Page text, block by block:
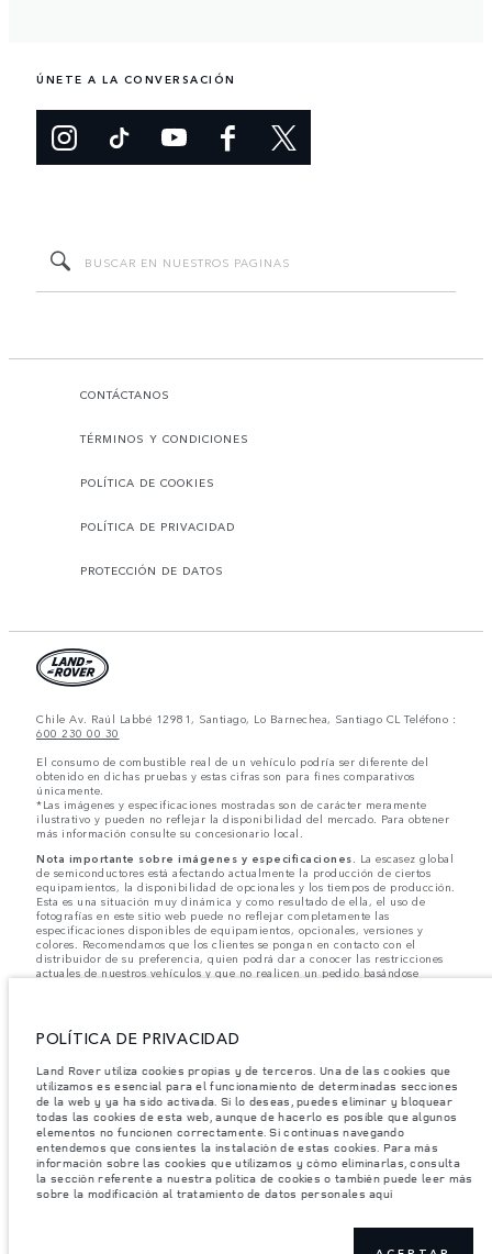
ÚNETE A LA CONVERSACIÓN
CONTÁCTANOS
TÉRMINOS Y CONDICIONES
POLÍTICA DE COOKIES
POLÍTICA DE PRIVACIDAD
PROTECCIÓN DE DATOS
Chile Av. Raúl Labbé 12981, Santiago, Lo Barnechea, Santiago CL Teléfono :
600 230 00 30
El consumo de combustible real de un vehículo podría ser diferente del
obtenido en dichas pruebas y estas cifras son para fines comparativos
únicamente.
*Las imágenes y especificaciones mostradas son de carácter meramente
ilustrativo y pueden no reflejar la disponibilidad del mercado. Para obtener
más información consulte su concesionario local.
Nota importante sobre imágenes y especificaciones. La escasez global
de semiconductores está afectando actualmente la producción de ciertos
equipamientos, la disponibilidad de opcionales y los tiempos de producción.
Esta es una situación muy dinámica y como resultado de ella, el uso de
fotografías en este sitio web puede no reflejar completamente las
especificaciones disponibles de equipamientos, opcionales, versiones y
colores. Recomendamos que los clientes se pongan en contacto con el
distribuidor de su preferencia, quien podrá dar a conocer las restricciones
actuales de nuestros vehículos y que no realicen un pedido basándose
las especificaciones, el diseño y la producción de sus vehículos, piezas y
accesorios, por lo que se producen modificaciones de forma continua y sin
vendrán incluidas de serie. La información, las especificaciones, los motores
y los colores que aparecen en esta página web se basan en las
especificaciones europeas. Estos pueden variar en función del mercado y
pueden ser modificados sin previo aviso. Algunos vehículos se muestran con
equipamiento opcional y accesorios originales que pueden no estar
disponibles en todos los mercados. Ponte en contacto con tu concesionario
local para consultar disponibilidad y precios.
POLÍTICA DE PRIVACIDAD
Land Rover utiliza cookies propias y de terceros. Una de las cookies que
utilizamos es esencial para el funcionamiento de determinadas secciones
de la web y ya ha sido activada. Si lo deseas, puedes eliminar y bloquear
todas las cookies de esta web, aunque de hacerlo es posible que algunos
elementos no funcionen correctamente. Si continuas navegando
entendemos que consientes la instalación de estas cookies. Para más
información sobre las cookies que utilizamos y cómo eliminarlas, consulta
la sección referente a nuestra política de cookies o también puede leer más
sobre la modificación al tratamiento de datos personales aquí